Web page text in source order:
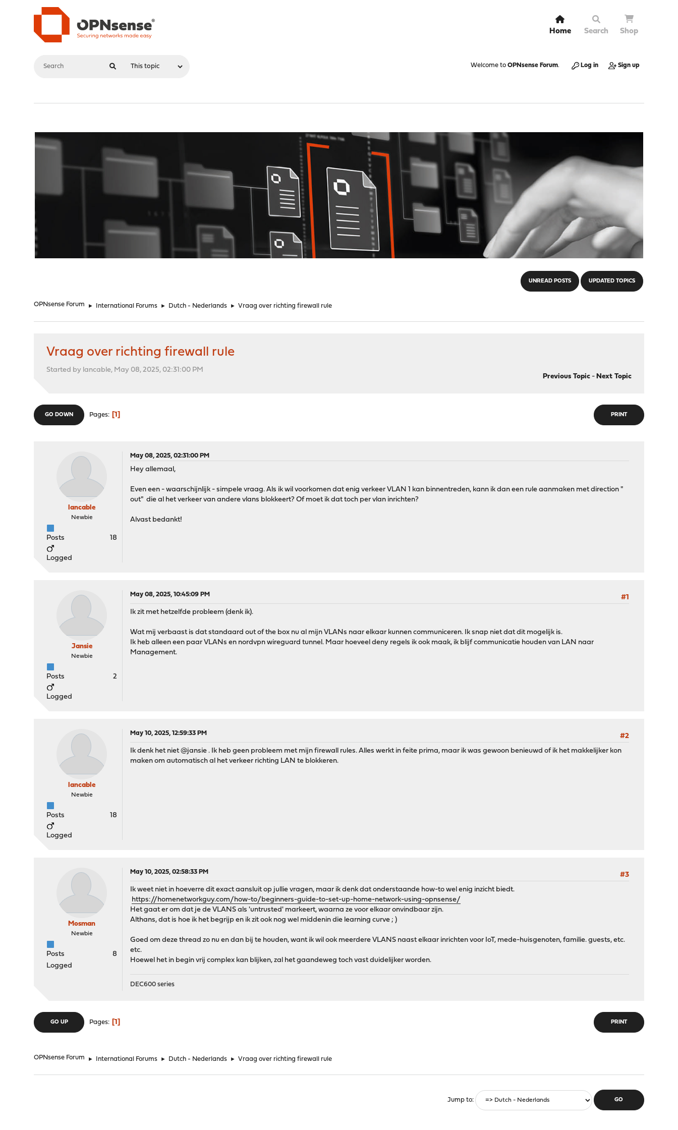
Home Search Shop
Welcome to OPNsense Forum. Log in Sign up
UNREAD POSTS UPDATED TOPICS
OPNsense Forum ► International Forums ► Dutch - Nederlands ► Vraag over richting firewall rule
Vraag over richting firewall rule
Started by lancable, May 08, 2025, 02:31:00 PM
Previous Topic- Next Topic
PRINT
GO DOWN Pages 1
lancable
Newbie
Posts 18
Logged
May 08, 2025, 02:31:00 PM
Hey allemaal,
Even een - waarschijnlijk - simpele vraag. Als ik wil voorkomen dat enig verkeer VLAN 1 kan binnentreden, kann ik dan een rule aanmaken met direction "
out" die al het verkeer van andere vlans blokkeert? Of moet ik dat toch per vlan inrichten?
Alvast bedankt!
Jansie
Newbie
Posts 2
Logged
May 08, 2025, 10:45:09 PM
#1
Ik zit met hetzelfde probleem (denk ik).
Wat mij verbaast is dat standaard out of the box nu al mijn VLANs naar elkaar kunnen communiceren. Ik snap niet dat dit mogelijk is.
Ik heb alleen een paar VLANs en nordvpn wireguard tunnel. Maar hoeveel deny regels ik ook maak, ik blijf communicatie houden van LAN naar
Management.
lancable
Newbie
Posts 18
Logged
May 10, 2025, 12:59:33 PM
#2
Ik denk het niet @jansie . Ik heb geen probleem met mijn firewall rules. Alles werkt in feite prima, maar ik was gewoon benieuwd of ik het makkelijker kon
maken om automatisch al het verkeer richting LAN te blokkeren.
Mosman
Newbie
Posts
8
Logged
May 10, 2025, 02:58:33 PM
#3
Ik weet niet in hoeverre dit exact aansluit op jullie vragen, maar ik denk dat onderstaande how-to wel enig inzicht biedt.
https://homenetworkguy.com/how-to/beginners-guide-to-set-up-home-network-using-opnsense/
Het gaat er om dat je de VLANS als 'untrusted' markeert, waarna ze voor elkaar onvindbaar zijn.
Althans, dat is hoe ik het begrijp en ik zit ook nog wel middenin die learning curve ; )
Goed om deze thread zo nu en dan bij te houden, want ik wil ook meerdere VLANS naast elkaar inrichten voor IoT, mede-huisgenoten, familie. guests, etc.
etc.
Hoewel het in begin vrij complex kan blijken, zal het gaandeweg toch vast duidelijker worden.
DEC600 series
PRINT
GO UP Pages 1
OPNsense Forum ► International Forums ► Dutch - Nederlands ► Vraag over richting firewall rule
Jump to